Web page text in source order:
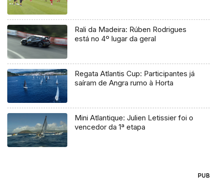
Rali da Madeira: Rúben Rodrigues
está no 4º lugar da geral
Regata Atlantis Cup: Participantes já
saíram de Angra rumo à Horta
Mini Atlantique: Julien Letissier foi o
vencedor da 1ª etapa
PUB